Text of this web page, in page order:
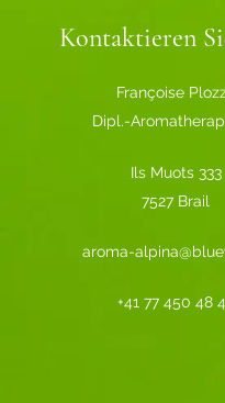
Kontaktieren
Françoise
Dipl.-
Ils Muots 333
7527 Brail
aroma-
+41 77 450 48